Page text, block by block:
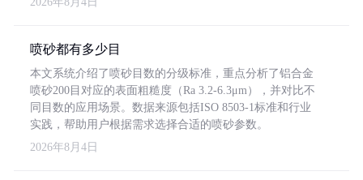
喷砂都有多少目
本文系统介绍了喷砂目数的分级标准，重点分析了铝合金
喷砂200目对应的表面粗糙度（Ra 3.2-6.3μm），并对比不
同目数的应用场景。数据来源包括ISO 8503-1标准和行业
实践，帮助用户根据需求选择合适的喷砂参数。
2026年8月4日